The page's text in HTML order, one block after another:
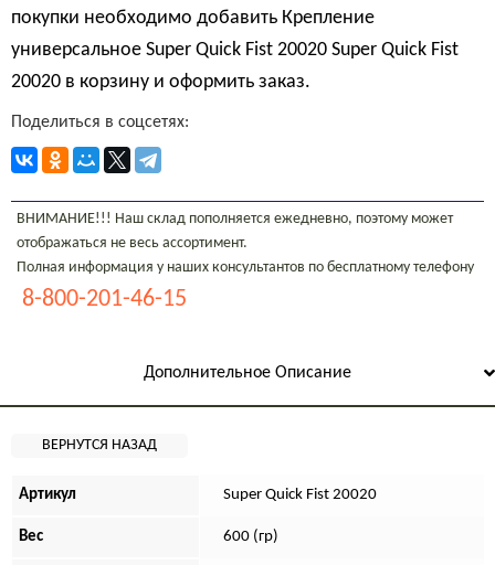
покупки необходимо добавить Крепление
универсальное Super Quick Fist 20020 Super Quick Fist
20020 в корзину и оформить заказ.
Поделиться в соцсетях:
ВНИМАНИЕ!!! Наш склад пополняется ежедневно, поэтому может
отображаться не весь ассортимент.
Полная информация у наших консультантов по бесплатному телефону
8-800-201-46-15
Дополнительное Описание
Артикул Super Quick Fist 20020
Вес 600 (гр)